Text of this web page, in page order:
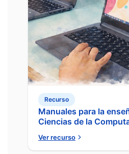
Recurso
Manuales para la
Ciencias de la
Ver recurso